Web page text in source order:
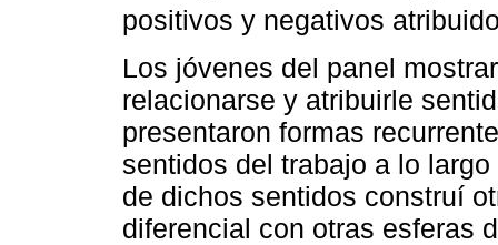
positivos y negativos
Los jóvenes del panel
relacionarse y atribuirle
presentaron formas
sentidos del trabajo a lo
de dichos sentidos construí
diferencial con otras esferas